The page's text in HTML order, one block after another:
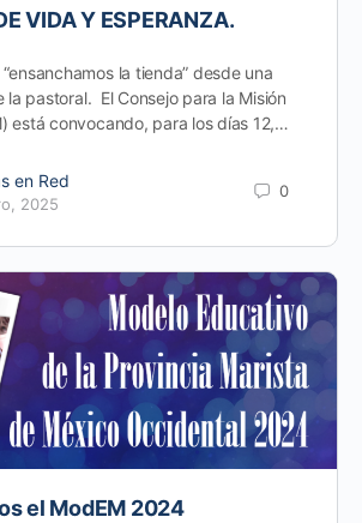
VIDA Y ESPERANZA.
la tienda” desde una
la pastoral. El Consejo para la Misión
está convocando, para los días 12,…
en Red
2025
0
el ModEM 2024